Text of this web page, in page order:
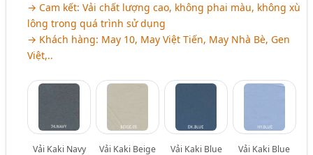
→ Cam kết: Vải chất lượng cao, không phai màu, không xù
lông trong quá trình sử dụng
→ Khách hàng: May 10, May Việt Tiến, May Nhà Bè, Gen
Việt,..
Vải Kaki Navy Vải Kaki Beige Vải Kaki Blue Vải Kaki Blue